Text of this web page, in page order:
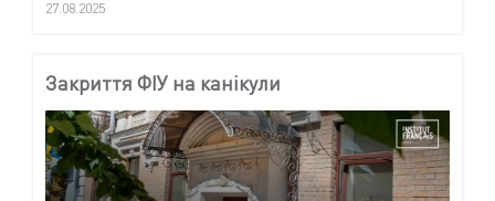
27.08.2025
Закриття ФІУ на канікули